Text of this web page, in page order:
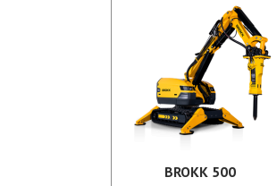
BROKK 500